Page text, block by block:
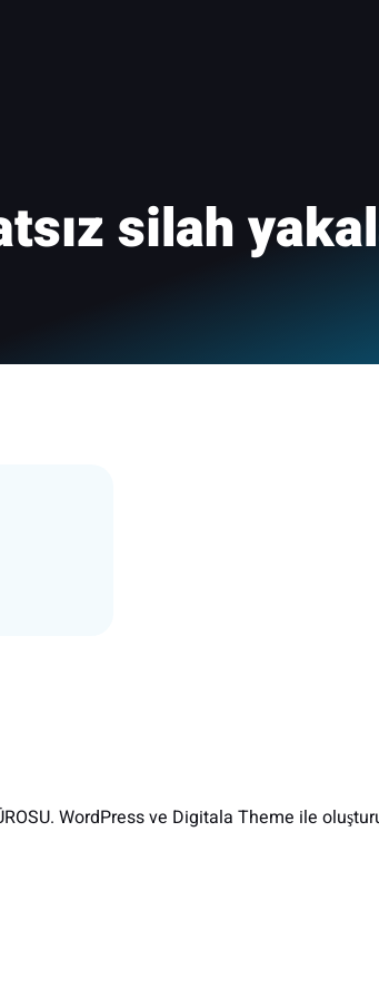
silah
WordPress ve Digitala Theme ile